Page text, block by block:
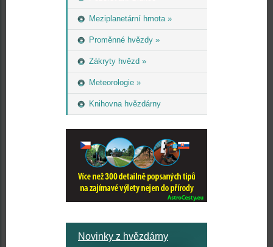
Meziplanetární hmota »
Proměnné hvězdy »
Zákryty hvězd »
Meteorologie »
Knihovna hvězdárny
Novinky z hvězdárny